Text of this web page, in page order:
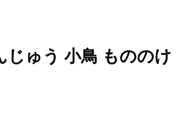
じゅう 小鳥 もののけ